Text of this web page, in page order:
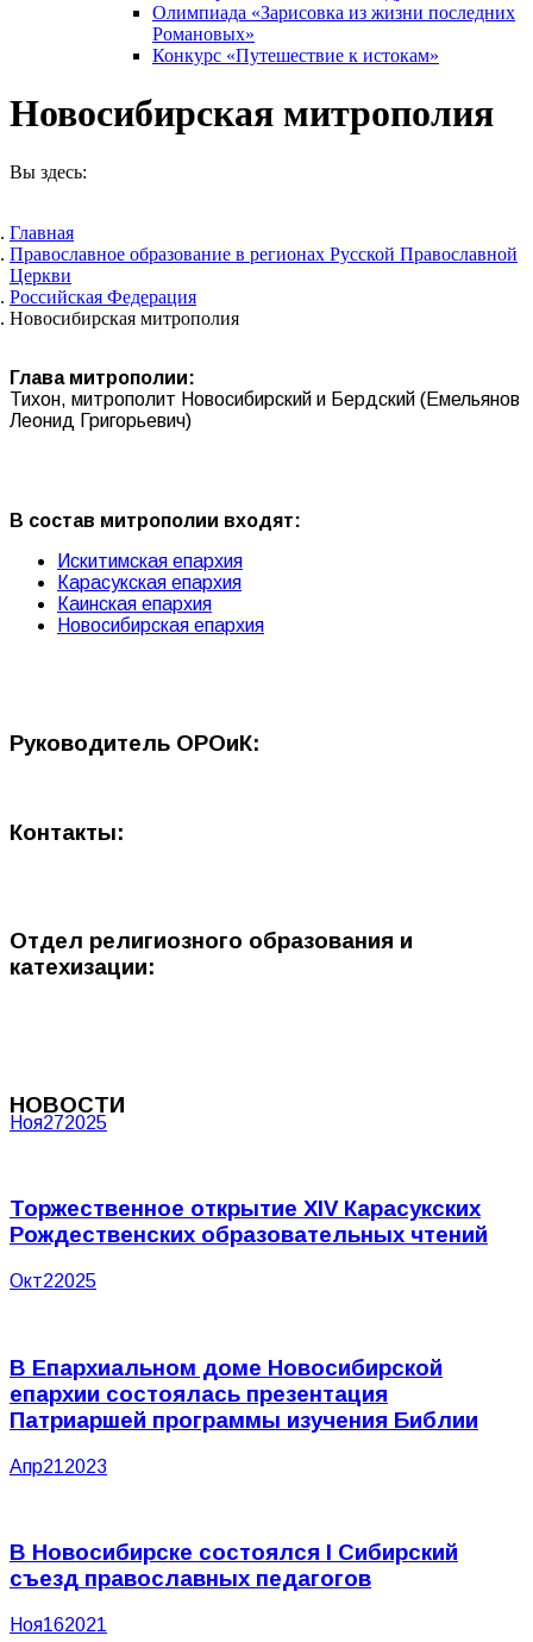
Олимпиада «Зарисовка из жизни последних
Романовых»
Конкурс «Путешествие к истокам»
Новосибирская митрополия
Вы здесь:
Главная
Православное образование в регионах Русской Православной
Церкви
Российская Федерация
Новосибирская митрополия
Глава митрополии:
Тихон, митрополит Новосибирский и Бердский (Емельянов
Леонид Григорьевич)
В состав митрополии входят:
Искитимская епархия
Карасукская епархия
Каинская епархия
Новосибирская епархия
Руководитель ОРОиК:
Контакты:
Отдел религиозного образования и
катехизации:
НОВОСТИ
Ноя272025
Торжественное открытие XIV Карасукских
Рождественских образовательных чтений
Окт22025
В Епархиальном доме Новосибирской
епархии состоялась презентация
Патриаршей программы изучения Библии
Апр212023
В Новосибирске состоялся I Сибирский
съезд православных педагогов
Ноя162021